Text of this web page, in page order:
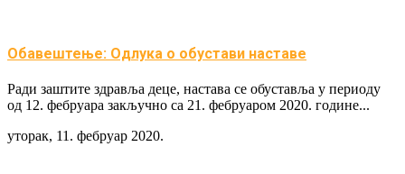
Обавештење: Одлука о обустави наставе
Ради заштите здравља деце, настава се обуставља у периоду
од 12. фебруара закључно са 21. фебруаром 2020. године...
уторак, 11. фебруар 2020.